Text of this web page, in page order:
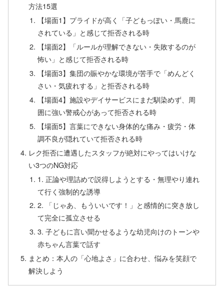
方法15選
【場面1】プライドが高く「子どもっぽい・馬鹿に
されている」と感じて拒否される時
【場面2】「ルールが理解できない・失敗するのが
怖い」と感じて拒否される時
【場面3】集団の賑やかな環境が苦手で「めんどく
さい・気疲れする」と拒否される時
【場面4】施設やデイサービスにまだ馴染めず、周
囲に強い警戒心があって拒否される時
【場面5】言葉にできない身体的な痛み・疲労・体
調不良が隠れていて拒否される時
レク拒否に遭遇したスタッフが絶対にやってはいけな
い3つのNG対応
1. 正論や理詰めで説得しようとする・無理やり連れ
て行く強制的な誘導
2. 「じゃあ、もういいです！」と感情的に突き放し
て完全に孤立させる
3. 子どもに言い聞かせるような幼児向けのトーンや
赤ちゃん言葉で話す
まとめ：本人の「心地よさ」に合わせ、悩みを笑顔で
解決しよう